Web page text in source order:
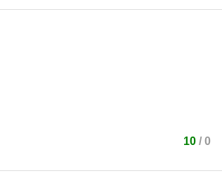
10 / 0